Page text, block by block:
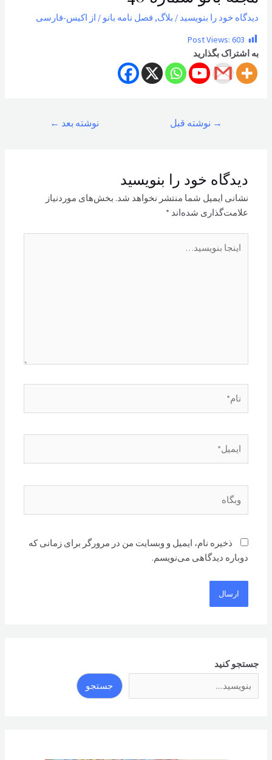
دیدگاه‌ خود را بنویسید / بلاگ, فصل نامه بانو / از اکیس-فارسی
Post Views: 603
به اشتراک بگذارید
→ نوشته قبل نوشته بعد ←
دیدگاه‌ خود را بنویسید
نشانی ایمیل شما منتشر نخواهد شد. بخش‌های موردنیاز
علامت‌گذاری شده‌اند *
بنویسید…
ذخیره نام، ایمیل و وبسایت من در مرورگر برای زمانی که
دوباره دیدگاهی می‌نویسم.
جستجو کنید
جستجو